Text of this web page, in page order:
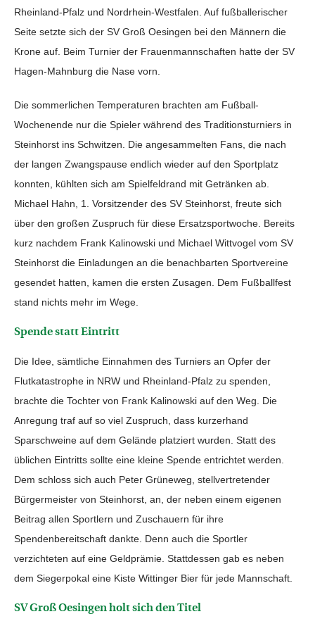
Rheinland-Pfalz und Nordrhein-Westfalen. Auf fußballerischer
Seite setzte sich der SV Groß Oesingen bei den Männern die
Krone auf. Beim Turnier der Frauenmannschaften hatte der SV
Hagen-Mahnburg die Nase vorn.
Die sommerlichen Temperaturen brachten am Fußball-
Wochenende nur die Spieler während des Traditionsturniers in
Steinhorst ins Schwitzen. Die angesammelten Fans, die nach
der langen Zwangspause endlich wieder auf den Sportplatz
konnten, kühlten sich am Spielfeldrand mit Getränken ab.
Michael Hahn, 1. Vorsitzender des SV Steinhorst, freute sich
über den großen Zuspruch für diese Ersatzsportwoche. Bereits
kurz nachdem Frank Kalinowski und Michael Wittvogel vom SV
Steinhorst die Einladungen an die benachbarten Sportvereine
gesendet hatten, kamen die ersten Zusagen. Dem Fußballfest
stand nichts mehr im Wege.
Spende statt Eintritt
Die Idee, sämtliche Einnahmen des Turniers an Opfer der
Flutkatastrophe in NRW und Rheinland-Pfalz zu spenden,
brachte die Tochter von Frank Kalinowski auf den Weg. Die
Anregung traf auf so viel Zuspruch, dass kurzerhand
Sparschweine auf dem Gelände platziert wurden. Statt des
üblichen Eintritts sollte eine kleine Spende entrichtet werden.
Dem schloss sich auch Peter Grüneweg, stellvertretender
Bürgermeister von Steinhorst, an, der neben einem eigenen
Beitrag allen Sportlern und Zuschauern für ihre
Spendenbereitschaft dankte. Denn auch die Sportler
verzichteten auf eine Geldprämie. Stattdessen gab es neben
dem Siegerpokal eine Kiste Wittinger Bier für jede Mannschaft.
SV Groß Oesingen holt sich den Titel